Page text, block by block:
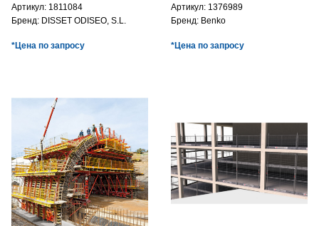
Артикул: 1811084
Бренд: DISSET ODISEO, S.L.
*Цена по запросу
Артикул: 1376989
Бренд: Benko
*Цена по запросу